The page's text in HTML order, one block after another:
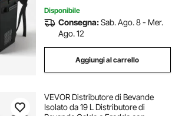
Disponibile
Consegna:Sab. Ago. 8 - Mer.
Ago. 12
Aggiungi al carrello
VEVOR Distributore di Bevande
Isolato da 19 L Distributore di